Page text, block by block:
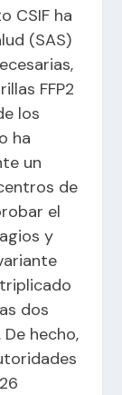
CSIF ha
(SAS)
FFP2
los
ha
un
de
el
y
dos
hecho,